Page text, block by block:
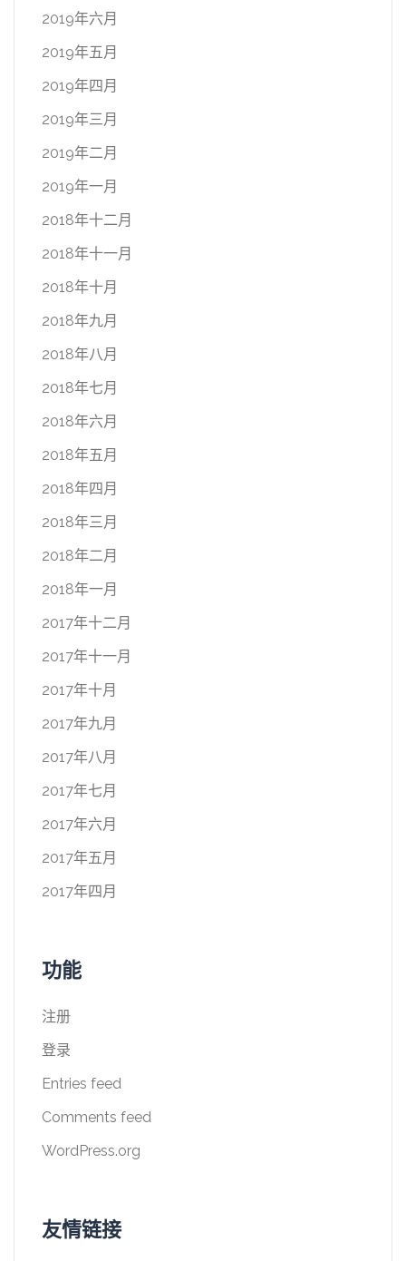
2019年六月
2019年五月
2019年四月
2019年三月
2019年二月
2019年一月
2018年十二月
2018年十一月
2018年十月
2018年九月
2018年八月
2018年七月
2018年六月
2018年五月
2018年四月
2018年三月
2018年二月
2018年一月
2017年十二月
2017年十一月
2017年十月
2017年九月
2017年八月
2017年七月
2017年六月
2017年五月
2017年四月
功能
注册
登录
Entries feed
Comments feed
WordPress.org
友情链接